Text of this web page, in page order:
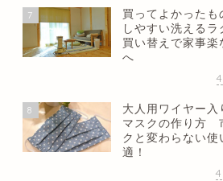
7
買ってよかったも
しやすい洗える
買い替えで家事楽
へ
8
大人用ワイヤー入
マスクの作り方
クと変わらない使
適！